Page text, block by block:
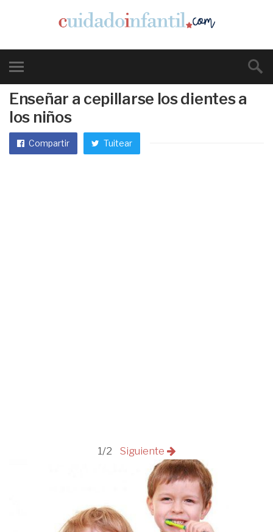
Enseñar a cepillarse los dientes a
los niños
Compartir Tuitear
1/2 Siguiente